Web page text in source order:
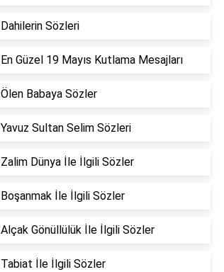
Dahilerin Sözleri
En Güzel 19 Mayıs Kutlama Mesajları
Ölen Babaya Sözler
Yavuz Sultan Selim Sözleri
Zalim Dünya İle İlgili Sözler
Boşanmak İle İlgili Sözler
Alçak Gönüllülük İle İlgili Sözler
Tabiat İle İlgili Sözler